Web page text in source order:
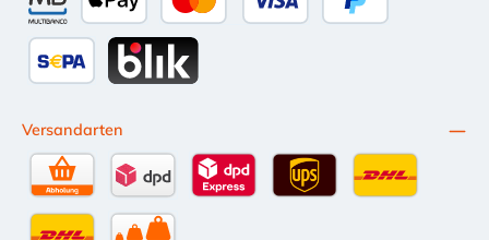
NORMA® Fuel Line Repair Kit direkt in unserem Shop!
MultibancoApple Pay
Versandarten